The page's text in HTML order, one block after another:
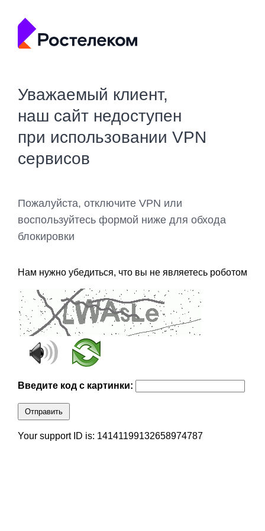
Уважаемый клиент,
наш сайт недоступен
при использовании VPN
сервисов
Пожалуйста, отключите VPN или
воспользуйтесь формой ниже для обхода
блокировки
Нам нужно убедиться, что вы не являетесь роботом
Введите код с картинки:
Отправить
Your support ID is: 14141199132658974787